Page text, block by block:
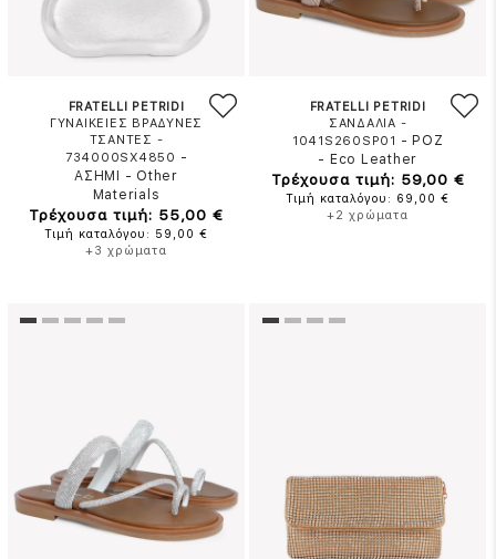
FRATELLI PETRIDI
ΓΥΝΑΙΚΕΙΕΣ ΒΡΑΔΥΝΕΣ
ΤΣΑΝΤΕΣ -
734000SX4850 -
ΑΣΗΜΙ
- Other
Materials
Τρέχουσα τιμή: 55,00 €
Τιμή καταλόγου: 59,00 €
+3 χρώματα
FRATELLI PETRIDI
ΣΑΝΔΑΛΙΑ -
1041S260SP01 - ΡΟΖ
- Eco Leather
Τρέχουσα τιμή: 59,00 €
Τιμή καταλόγου: 69,00 €
+2 χρώματα